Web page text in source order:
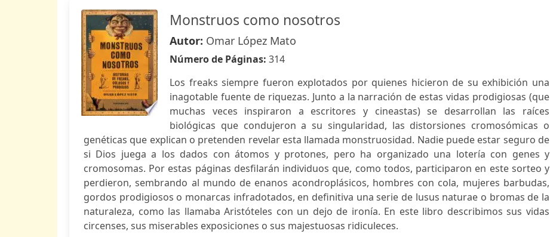
Monstruos como nosotros
Autor: Omar López Mato
Número de Páginas: 314
Los freaks siempre fueron explotados por quienes hicieron de su exhibición una
inagotable fuente de riquezas. Junto a la narración de estas vidas prodigiosas (que
muchas veces inspiraron a escritores y cineastas) se desarrollan las raíces
biológicas que condujeron a su singularidad, las distorsiones cromosómicas o
genéticas que explican o pretenden revelar esta llamada monstruosidad. Nadie puede estar seguro de
si Dios juega a los dados con átomos y protones, pero ha organizado una lotería con genes y
cromosomas. Por estas páginas desfilarán individuos que, como todos, participaron en este sorteo y
perdieron, sembrando al mundo de enanos acondroplásicos, hombres con cola, mujeres barbudas,
gordos prodigiosos o monarcas infradotados, en definitiva una serie de lusus naturae o bromas de la
naturaleza, como las llamaba Aristóteles con un dejo de ironía. En este libro describimos sus vidas
circenses, sus miserables exposiciones o sus majestuosas ridiculeces.